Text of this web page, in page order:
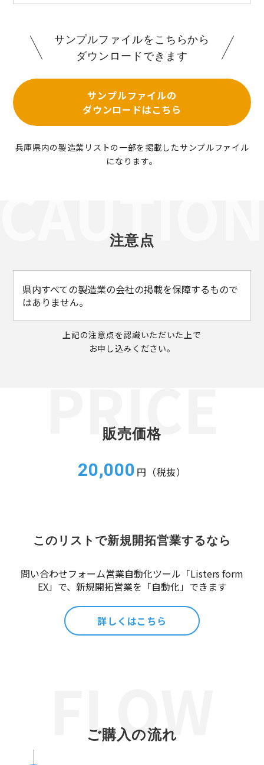
サンプルファイルをこちらから
ダウンロードできます
サンプルファイルの
ダウンロードはこちら
兵庫県内の製造業リストの一部を掲載したサンプルファイル
になります。
注意点
県内すべての製造業の会社の掲載を保障するもので
はありません。
上記の注意点を認識いただいた上で
お申し込みください。
販売価格
20,000 円（税抜）
このリストで新規開拓営業するなら
問い合わせフォーム営業自動化ツール「Listers form
EX」で、新規開拓営業を「自動化」できます
詳しくはこちら
ご購入の流れ